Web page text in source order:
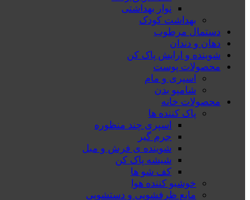
نوار بهداشتی
بهداشت کودک
دستمال مرطوب
دهان و دندان
شوینده و ارایش پاک کن
محصولات پوست
اسپری و مام
شامپو بدن
محصولات خانه
پاک کننده ها
اسپری چند منظوره
جرم گیر
شوینده ی فرش و مبل
شیشه پاک کن
کف شو ها
خوشبو کننده هوا
مایع ظرفشویی و دستشویی